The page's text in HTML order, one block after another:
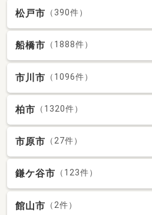
松戸市 （390件）
船橋市 （1888件）
市川市 （1096件）
柏市 （1320件）
市原市 （27件）
鎌ケ谷市 （123件）
館山市 （2件）